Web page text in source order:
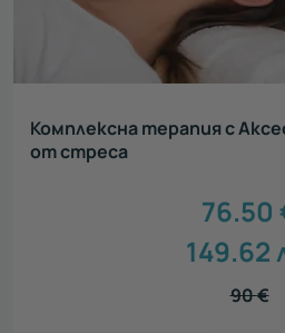
Комплексна терапия с
от стреса
76.50
149.62
90€